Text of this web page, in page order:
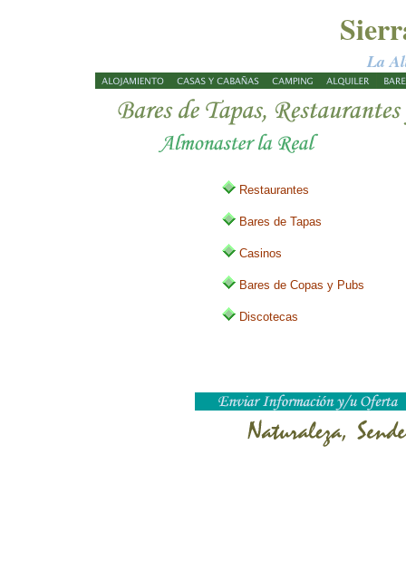
La
Restaurantes
Bares de Tapas
Casinos
Bares de Copas y Pubs
Discotecas